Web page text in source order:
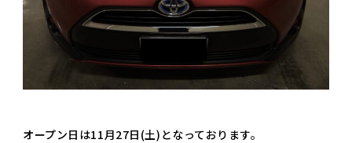
オープン日は11月27日(土)となっております。